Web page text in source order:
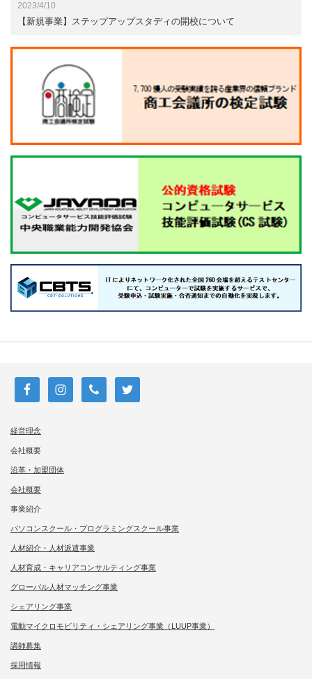
2023/4/10
【新規事業】ステップアップスタディの開校について
経営理念
会社概要
沿革・加盟団体
会社概要
事業紹介
パソコンスクール・プログラミングスクール事業
人材紹介・人材派遣事業
人材育成・キャリアコンサルティング事業
グローバル人材マッチング事業
シェアリング事業
電動マイクロモビリティ・シェアリング事業（LUUP事業）
講師募集
採用情報